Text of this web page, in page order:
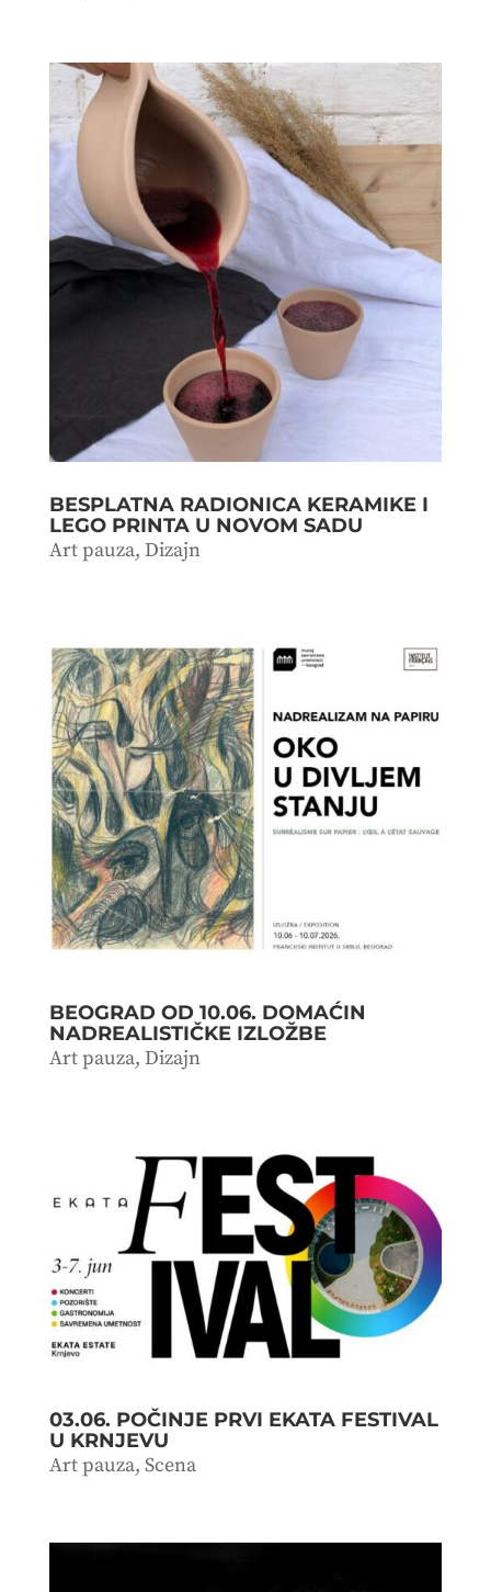
BESPLATNA RADIONICA KERAMIKE I
LEGO PRINTA U NOVOM SADU
Art pauza, Dizajn
BEOGRAD OD 10.06. DOMAĆIN
NADREALISTIČKE IZLOŽBE
Art pauza, Dizajn
03.06. POČINJE PRVI EKATA FESTIVAL
U KRNJEVU
Art pauza, Scena